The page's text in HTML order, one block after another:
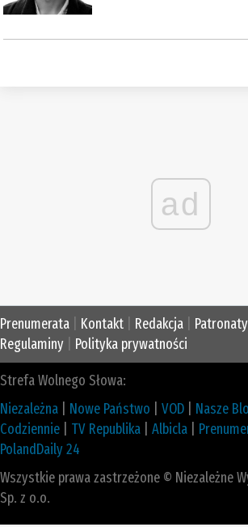
ad
Prenumerata Kontakt Redakcja Patronaty
Regulaminy
Polityka prywatności
Strefa Wolnego Słowa:
Niezależna
Nowe Państwo VOD Nasze
Codziennie
TV Republika Albicla
PolandDaily 24
Wszystkie prawa zastrzeżone © Niezależne
Sp. z o.o.